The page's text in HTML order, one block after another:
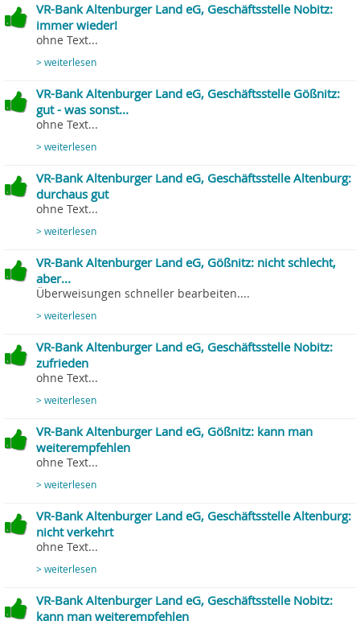
VR-Bank Altenburger Land eG, Geschäftsstelle Nobitz:
immer wieder!
ohne Text...
> weiterlesen
VR-Bank Altenburger Land eG, Geschäftsstelle Gößnitz:
gut - was sonst...
ohne Text...
> weiterlesen
VR-Bank Altenburger Land eG, Geschäftsstelle Altenburg:
durchaus gut
ohne Text...
> weiterlesen
VR-Bank Altenburger Land eG, Gößnitz: nicht schlecht,
aber...
Überweisungen schneller bearbeiten....
> weiterlesen
VR-Bank Altenburger Land eG, Geschäftsstelle Nobitz:
zufrieden
ohne Text...
> weiterlesen
VR-Bank Altenburger Land eG, Gößnitz: kann man
weiterempfehlen
ohne Text...
> weiterlesen
VR-Bank Altenburger Land eG, Geschäftsstelle Altenburg:
nicht verkehrt
ohne Text...
> weiterlesen
VR-Bank Altenburger Land eG, Geschäftsstelle Nobitz:
kann man weiterempfehlen